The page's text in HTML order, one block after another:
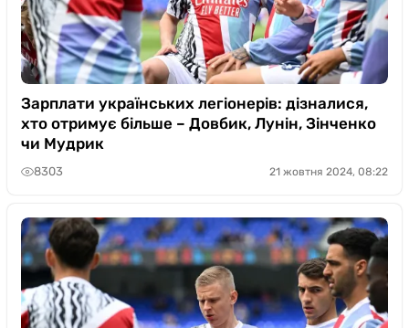
Зарплати українських легіонерів: дізналися,
хто отримує більше – Довбик, Лунін, Зінченко
чи Мудрик
8303 21 жовтня 2024, 08:22